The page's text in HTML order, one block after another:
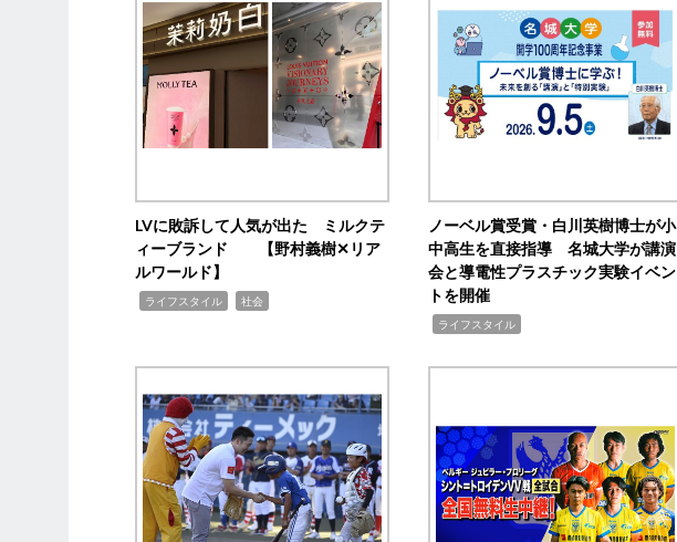
LVに敗訴して人気が出た ミルクテ
ィーブランド 【野村義樹✕リア
ルワールド】
ライフスタイル 社会
ノーベル賞受賞・白川英樹博士が小
中高生を直接指導 名城大学が講演
会と導電性プラスチック実験イベン
トを開催
ライフスタイル